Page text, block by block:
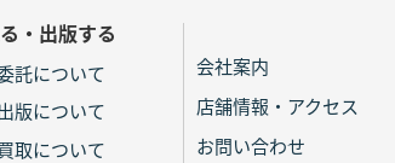
・出版する
託について
版について
取について
会社案内
店舗情報・アクセス
お問い合わせ